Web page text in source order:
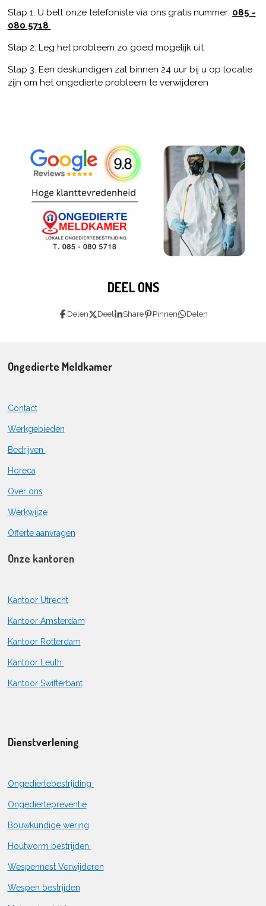
Stap 1: U belt onze telefoniste via ons gratis nummer: 085 -
080 5718
Stap 2: Leg het probleem zo goed mogelijk uit
Stap 3. Een deskundigen zal binnen 24 uur bij u op locatie
zijn om het ongedierte probleem te verwijderen
DEEL ONS
Delen Deel Share Pinnen Delen
Ongedierte Meldkamer
Contact
Werkgebieden
Bedrijven
Horeca
Over ons
Werkwijze
Offerte aanvragen
Onze kantoren
Kantoor Utrecht
Kantoor Amsterdam
Kantoor Rotterdam
Kantoor Leuth
Kantoor Swifterbant
Dienstverlening
Ongediertebestrijding
Ongediertepreventie
Bouwkundige wering
Houtworm bestrijden
Wespennest Verwijderen
Wespen bestrijden